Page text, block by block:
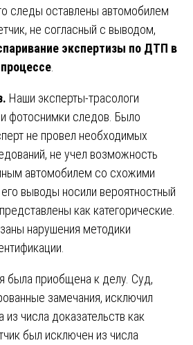
следы оставлены автомобилем
не согласный с выводом,
экспертизы по ДТП в
Наши эксперты-трасологи
фотоснимки следов. Было
не провел необходимых
не учел возможность
автомобилем со схожими
выводы носили вероятностный
как категорические.
нарушения методики
была приобщена к делу. Суд,
замечания, исключил
из числа доказательств как
был исключен из числа